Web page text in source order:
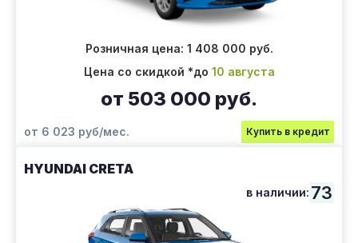
Розничная цена: 1 408 000 руб.
Цена со скидкой *до 10 августа
от 503 000 руб.
от 6 023 руб/мес. Купить в кредит
HYUNDAI CRETA
в наличии: 73